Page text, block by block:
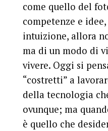
come quello del
competenze e
intuizione, allora
ma di un modo di
vivere. Oggi si
“costretti” a
della tecnologia
ovunque; ma
è quello che